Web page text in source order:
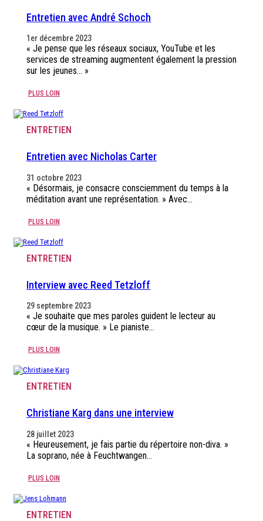
Entretien avec André Schoch
1er décembre 2023
« Je pense que les réseaux sociaux, YouTube et les
services de streaming augmentent également la pression
sur les jeunes… »
PLUS LOIN
ENTRETIEN
Entretien avec Nicholas Carter
31 octobre 2023
« Désormais, je consacre consciemment du temps à la
méditation avant une représentation. » Avec…
PLUS LOIN
ENTRETIEN
Interview avec Reed Tetzloff
29 septembre 2023
« Je souhaite que mes paroles guident le lecteur au
cœur de la musique. » Le pianiste…
PLUS LOIN
ENTRETIEN
Christiane Karg dans une interview
28 juillet 2023
« Heureusement, je fais partie du répertoire non-diva. »
La soprano, née à Feuchtwangen…
PLUS LOIN
ENTRETIEN